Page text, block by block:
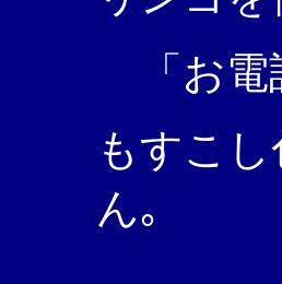
「お
もすこ
ん｡